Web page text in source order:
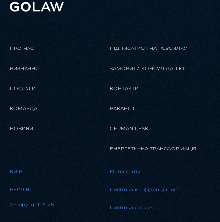
ПРО НАС
ВИЗНАННЯ
ПОСЛУГИ
КОМАНДА
НОВИНИ
ПІДПИСАТИСЯ НА РОЗСИЛКУ
ЗАМОВИТИ КОНСУЛЬТАЦІЮ
КОНТАКТИ
ВАКАНСІЇ
GERMAN DESK
ЕНЕРГЕТИЧНА ТРАНСФОРМАЦІЯ
KИЇВ
БЕРЛІН
© Copyright 2026
Мапа сайту
Політика конфіденційності
Політика cookies